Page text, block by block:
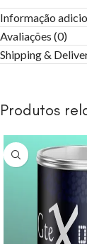
Informação
Avaliações (0)
Shipping &
Produtos